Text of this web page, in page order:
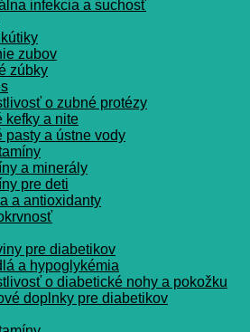
infekcia a suchosť
zubov
zúbky
o zubné protézy
kefky a nite
pasty a ústne vody
a minerály
pre deti
a antioxidanty
pre diabetikov
a hypoglykémia
o diabetické nohy a pokožku
doplnky pre diabetikov